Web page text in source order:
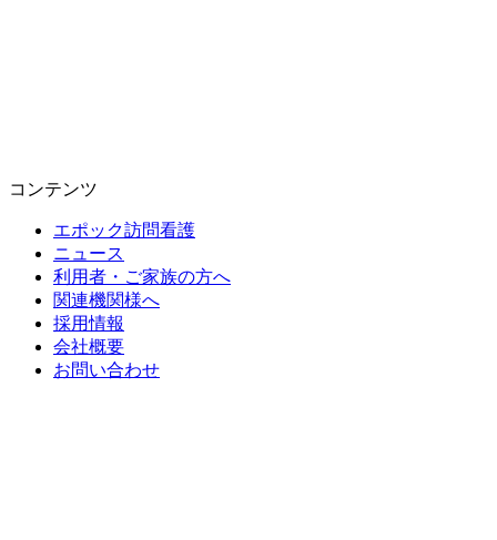
コンテンツ
エポック訪問看護
ニュース
利用者・ご家族の方へ
関連機関様へ
採用情報
会社概要
お問い合わせ